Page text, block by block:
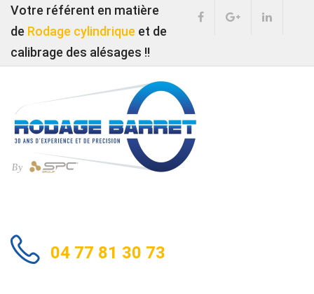
Votre référent en matière
de Rodage cylindrique et de
calibrage des alésages !!
04 77 81 30 73